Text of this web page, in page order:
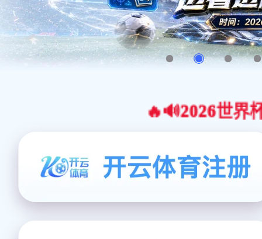
🔥🔊2026世界杯官网